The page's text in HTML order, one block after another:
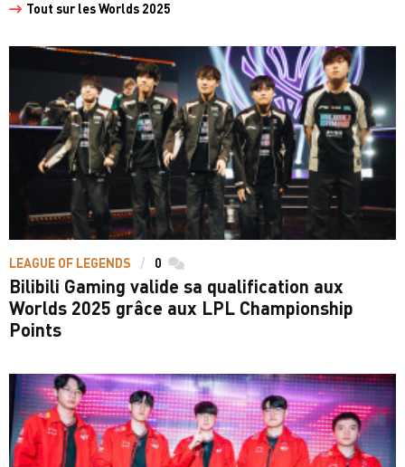
Tout sur les Worlds 2025
LEAGUE OF LEGENDS 0 commentaires
Bilibili Gaming valide sa qualification aux
Worlds 2025 grâce aux LPL Championship
Points